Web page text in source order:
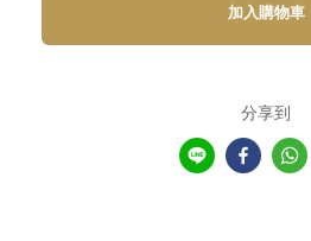
加入購物車
分享到